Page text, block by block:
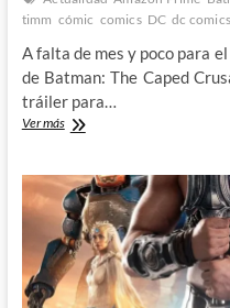
timm cómic comics DC dc comics
A falta de mes y poco para
de Batman: The Caped
tráiler para…
Ver másDestripando
de
la
segunda
temporada
de
Batman:
The